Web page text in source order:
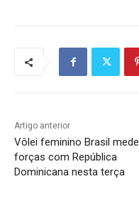
Artigo anterior
Vôlei feminino Brasil mede
forças com República
Dominicana nesta terça